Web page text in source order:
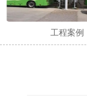
工程案例